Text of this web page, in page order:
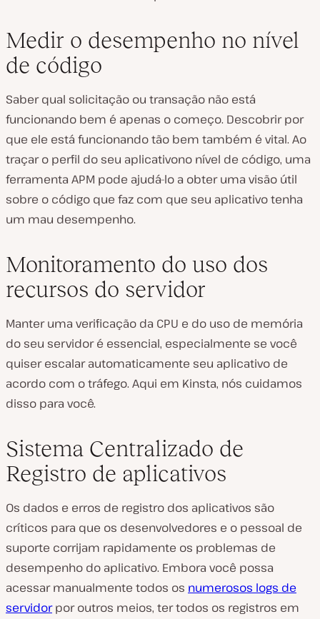
Medir o desempenho no nível
de código
Saber qual solicitação ou transação não está
funcionando bem é apenas o começo. Descobrir por
que ele está funcionando tão bem também é vital. Ao
traçar o perfil do seu aplicativono nível de código, uma
ferramenta APM pode ajudá-lo a obter uma visão útil
sobre o código que faz com que seu aplicativo tenha
um mau desempenho.
Monitoramento do uso dos
recursos do servidor
Manter uma verificação da CPU e do uso de memória
do seu servidor é essencial, especialmente se você
quiser escalar automaticamente seu aplicativo de
acordo com o tráfego. Aqui em Kinsta, nós cuidamos
disso para você.
Sistema Centralizado de
Registro de aplicativos
Os dados e erros de registro dos aplicativos são
críticos para que os desenvolvedores e o pessoal de
suporte corrijam rapidamente os problemas de
desempenho do aplicativo. Embora você possa
acessar manualmente todos os numerosos logs de
servidorpor outros meios, ter todos os registros em